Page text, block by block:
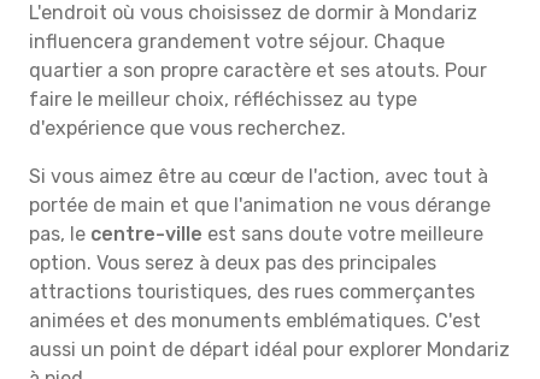
L'endroit où vous choisissez de dormir à Mondariz
influencera grandement votre séjour. Chaque
quartier a son propre caractère et ses atouts. Pour
faire le meilleur choix, réfléchissez au type
d'expérience que vous recherchez.
Si vous aimez être au cœur de l'action, avec tout à
portée de main et que l'animation ne vous dérange
pas, le centre-ville est sans doute votre meilleure
option. Vous serez à deux pas des principales
attractions touristiques, des rues commerçantes
animées et des monuments emblématiques. C'est
aussi un point de départ idéal pour explorer Mondariz